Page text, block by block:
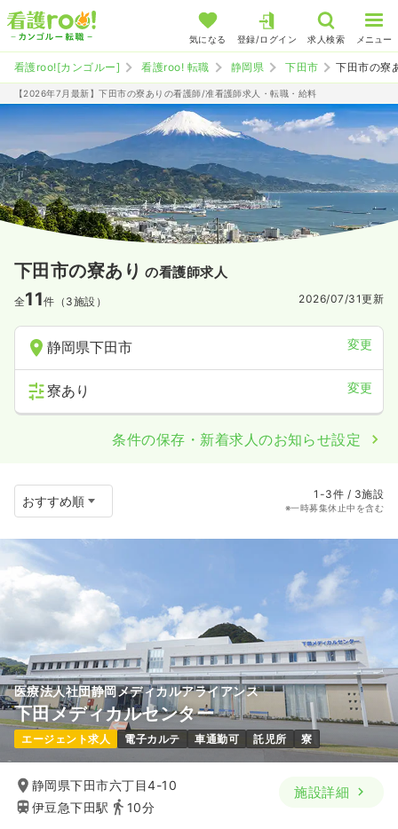
気になる 登録/ログイン 求人検索 メニュー
看護roo![カンゴルー] 看護roo! 転職 静岡県 下田市 下田市の寮
【2026年7月最新】下田市の寮ありの看護師/准看護師求人・転職・給料
下田市の寮あり の看護師求人
全11件（3施設） 2026/07/31更新
静岡県下田市 変更
寮あり 変更
条件の保存・新着求人のお知らせ設定
1-3件 / 3施設
※一時募集休止中を含む
医療法人社団静岡メディカルアライアンス
下田メディカルセンター
エージェント求人 電子カルテ 車通勤可 託児所 寮
静岡県下田市六丁目4-10
伊豆急下田駅
10分
施設詳細